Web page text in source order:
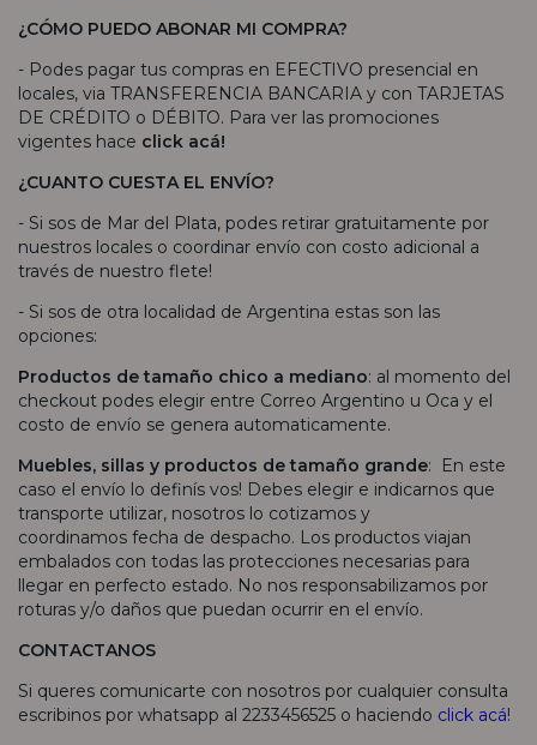
¿CÓMO PUEDO ABONAR MI COMPRA?
- Podes pagar tus compras en EFECTIVO presencial en
locales, via TRANSFERENCIA BANCARIA y con TARJETAS
DE CRÉDITO o DÉBITO. Para ver las promociones
vigentes hace click acá!
¿CUANTO CUESTA EL ENVÍO?
- Si sos de Mar del Plata, podes retirar gratuitamente por
nuestros locales o coordinar envío con costo adicional a
través de nuestro flete!
- Si sos de otra localidad de Argentina estas son las
opciones:
Productos de tamaño chico a mediano: al momento del
checkout podes elegir entre Correo Argentino u Oca y el
costo de envío se genera automaticamente.
Muebles, sillas y productos de tamaño grande: En este
caso el envío lo definís vos! Debes elegir e indicarnos que
transporte utilizar, nosotros lo cotizamos y
coordinamos fecha de despacho. Los productos viajan
embalados con todas las protecciones necesarias para
llegar en perfecto estado. No nos responsabilizamos por
roturas y/o daños que puedan ocurrir en el envío.
CONTACTANOS
Si queres comunicarte con nosotros por cualquier consulta
escribinos por whatsapp al 2233456525 o haciendo click acá!